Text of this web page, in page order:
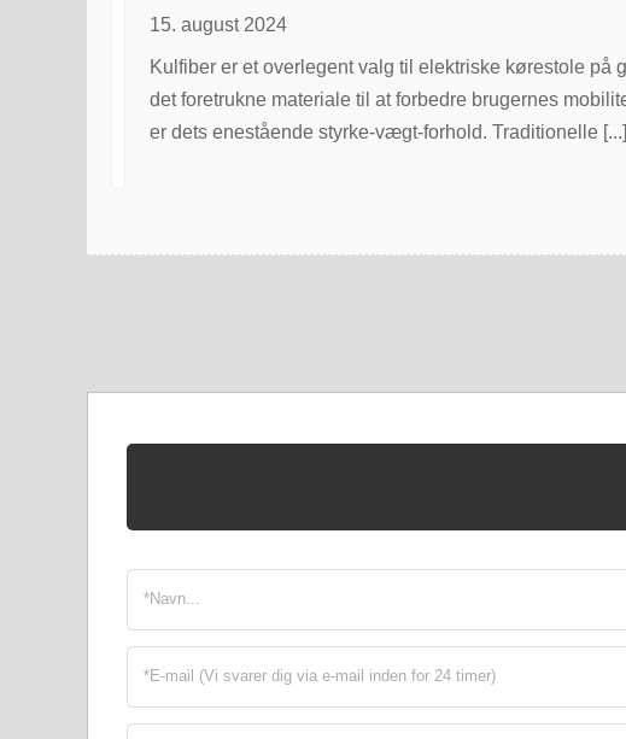
15. august 2024
Kulfiber er et overlegent valg til elektriske kørestole
det foretrukne materiale til at forbedre brugernes
er dets enestående styrke-vægt-forhold. Traditionelle [...]